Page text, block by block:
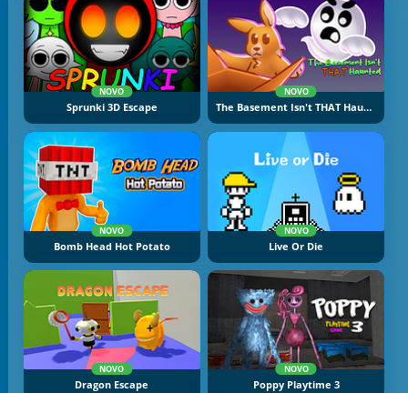
NOVO
Sprunki 3D Escape
NOVO
The Basement Isn't THAT Haunted
NOVO
Bomb Head Hot Potato
NOVO
Live Or Die
NOVO
Dragon Escape
NOVO
Poppy Playtime 3